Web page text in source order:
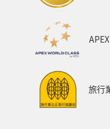
旅行